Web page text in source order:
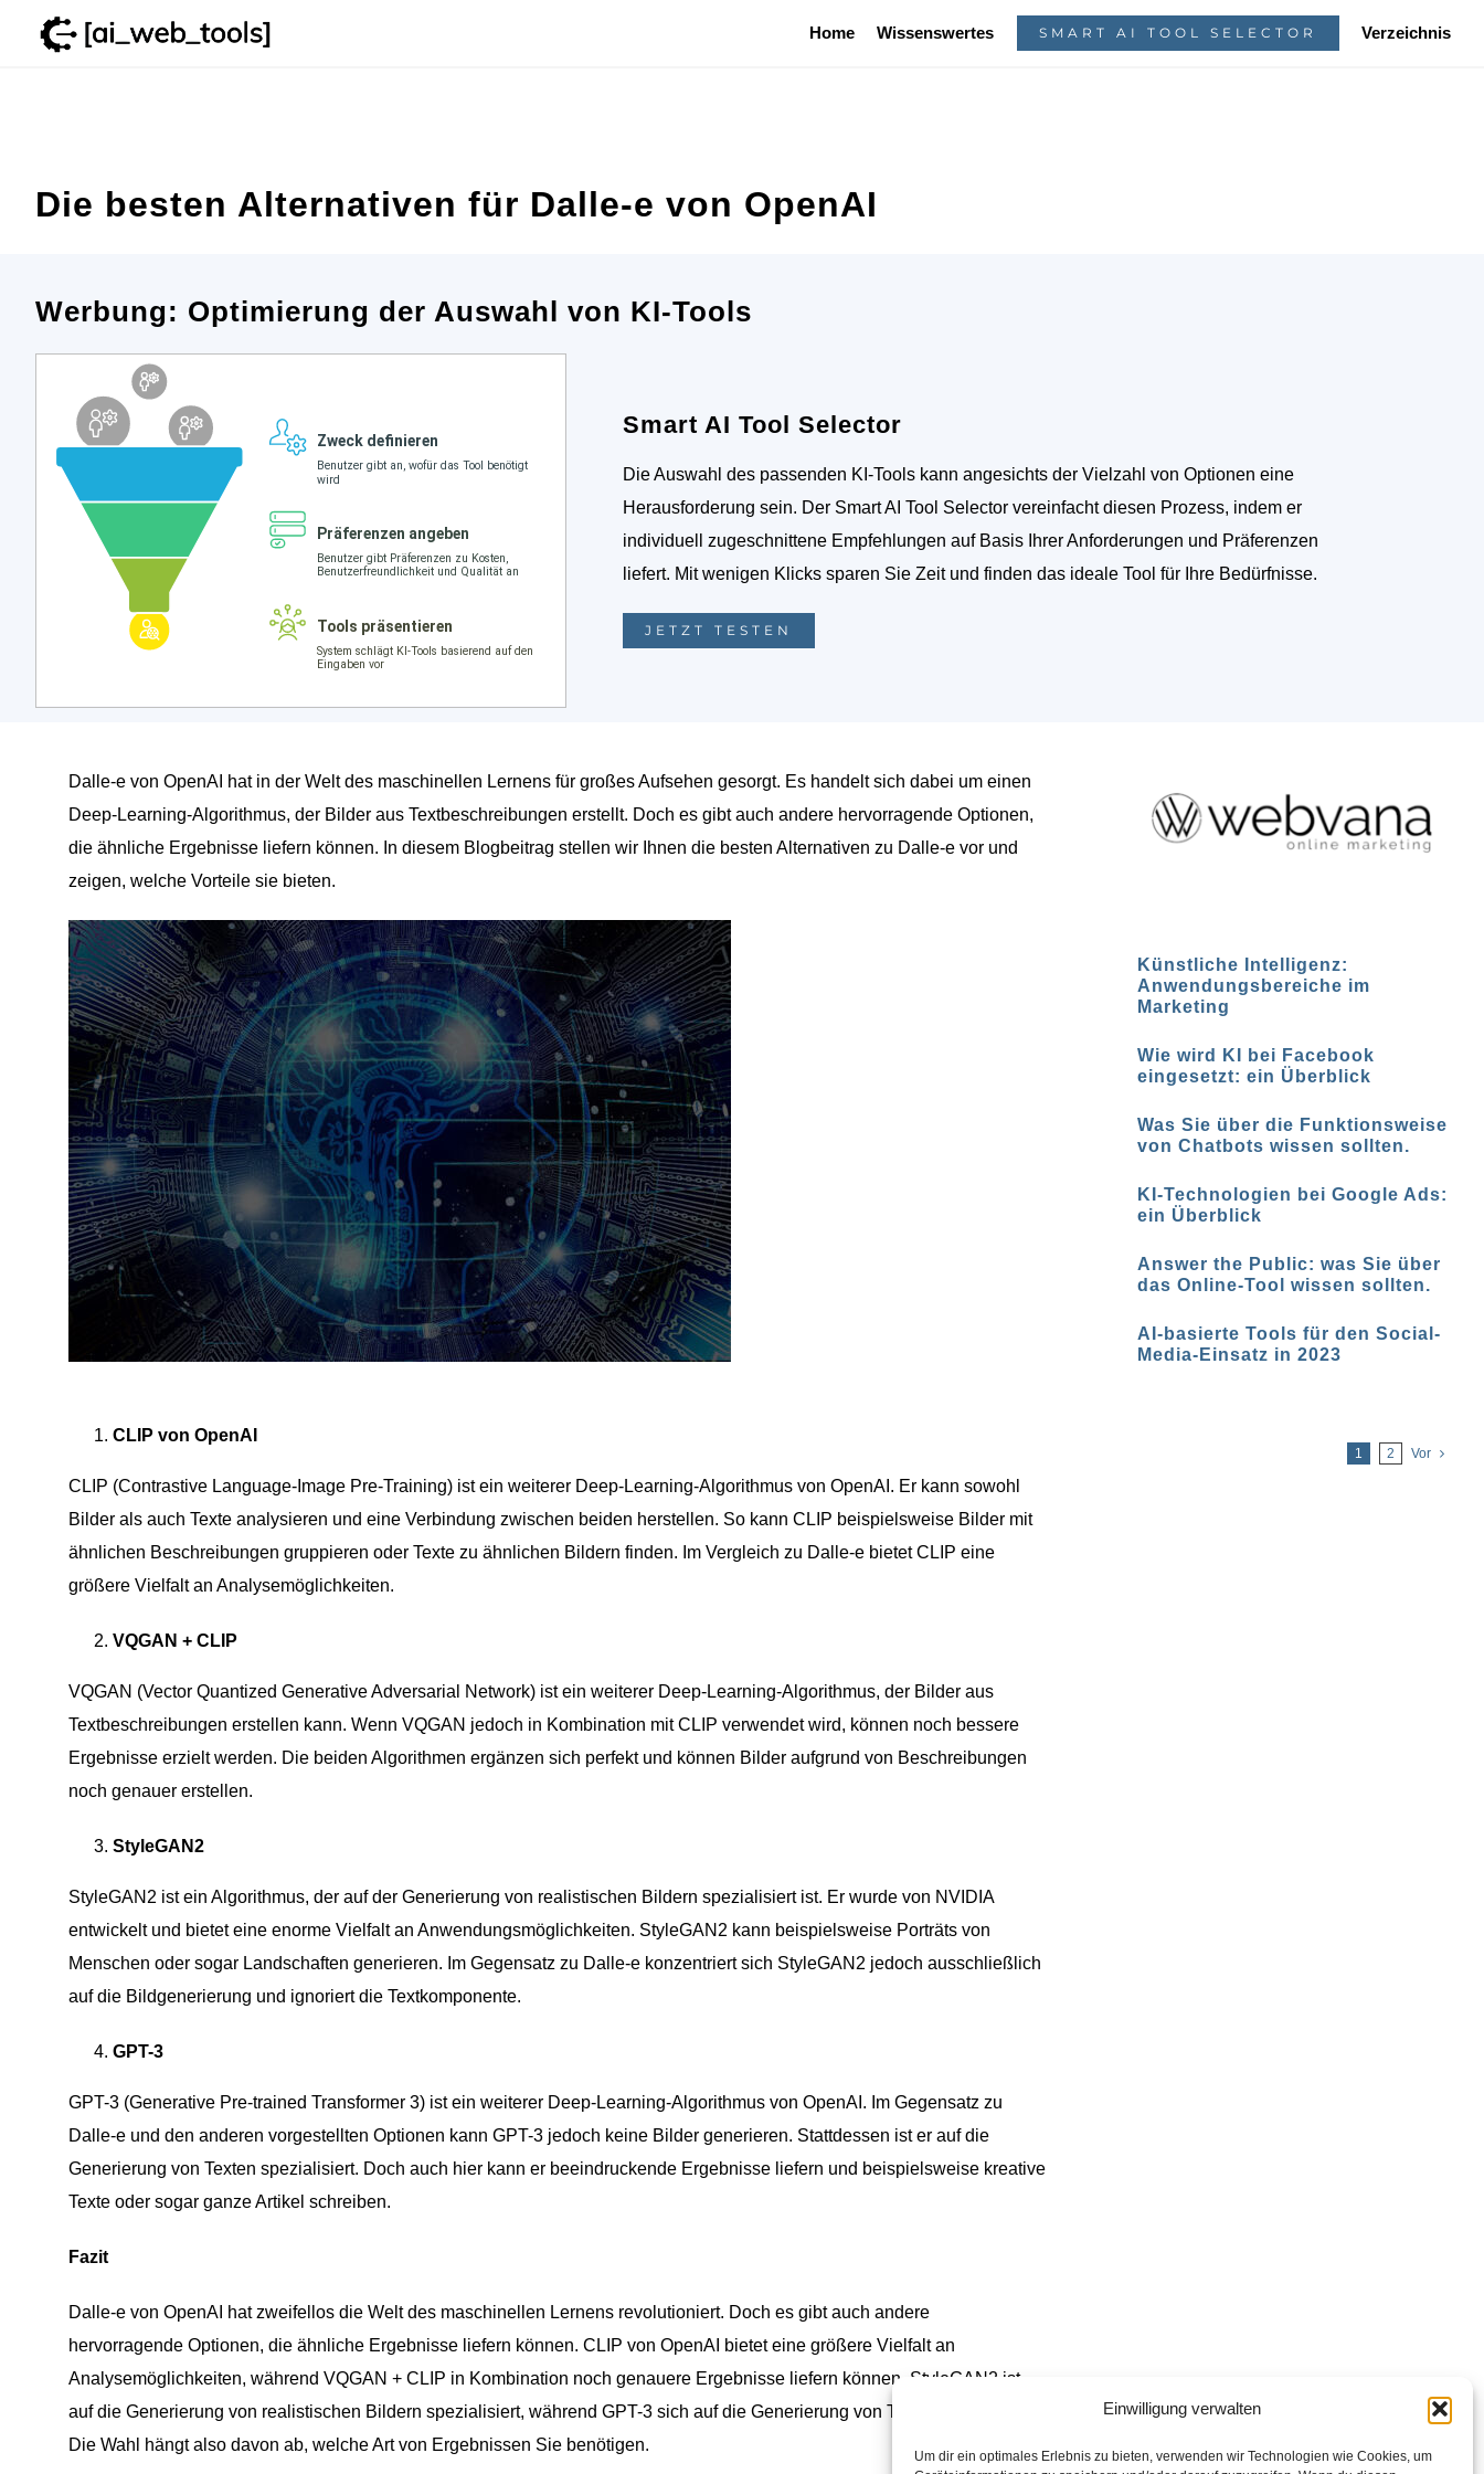
Einwilligung verwalten
Um dir ein optimales Erlebnis zu bieten, verwenden wir Technologien wie Cookies, um
Home Wissenswertes SMART AI TOOL SELECTOR Verzeichnis
Die besten Alternativen für Dalle-e von OpenAI
Werbung: Optimierung der Auswahl von KI-Tools
Smart AI Tool Selector
Die Auswahl des passenden KI-Tools kann angesichts der Vielzahl von Optionen eine
Herausforderung sein. Der Smart AI Tool Selector vereinfacht diesen Prozess, indem er
individuell zugeschnittene Empfehlungen auf Basis Ihrer Anforderungen und Präferenzen
liefert. Mit wenigen Klicks sparen Sie Zeit und finden das ideale Tool für Ihre Bedürfnisse.
JETZT TESTEN
Dalle-e von OpenAI hat in der Welt des maschinellen Lernens für großes Aufsehen gesorgt. Es handelt sich dabei um einen
Deep-Learning-Algorithmus, der Bilder aus Textbeschreibungen erstellt. Doch es gibt auch andere hervorragende Optionen,
die ähnliche Ergebnisse liefern können. In diesem Blogbeitrag stellen wir Ihnen die besten Alternativen zu Dalle-e vor und
zeigen, welche Vorteile sie bieten.
CLIP von OpenAI
CLIP (Contrastive Language-Image Pre-Training) ist ein weiterer Deep-Learning-Algorithmus von OpenAI. Er kann sowohl
Bilder als auch Texte analysieren und eine Verbindung zwischen beiden herstellen. So kann CLIP beispielsweise Bilder mit
ähnlichen Beschreibungen gruppieren oder Texte zu ähnlichen Bildern finden. Im Vergleich zu Dalle-e bietet CLIP eine
größere Vielfalt an Analysemöglichkeiten.
VQGAN + CLIP
VQGAN (Vector Quantized Generative Adversarial Network) ist ein weiterer Deep-Learning-Algorithmus, der Bilder aus
Textbeschreibungen erstellen kann. Wenn VQGAN jedoch in Kombination mit CLIP verwendet wird, können noch bessere
Ergebnisse erzielt werden. Die beiden Algorithmen ergänzen sich perfekt und können Bilder aufgrund von Beschreibungen
noch genauer erstellen.
StyleGAN2
StyleGAN2 ist ein Algorithmus, der auf der Generierung von realistischen Bildern spezialisiert ist. Er wurde von NVIDIA
entwickelt und bietet eine enorme Vielfalt an Anwendungsmöglichkeiten. StyleGAN2 kann beispielsweise Porträts von
Menschen oder sogar Landschaften generieren. Im Gegensatz zu Dalle-e konzentriert sich StyleGAN2 jedoch ausschließlich
auf die Bildgenerierung und ignoriert die Textkomponente.
GPT-3
GPT-3 (Generative Pre-trained Transformer 3) ist ein weiterer Deep-Learning-Algorithmus von OpenAI. Im Gegensatz zu
Dalle-e und den anderen vorgestellten Optionen kann GPT-3 jedoch keine Bilder generieren. Stattdessen ist er auf die
Generierung von Texten spezialisiert. Doch auch hier kann er beeindruckende Ergebnisse liefern und beispielsweise kreative
Texte oder sogar ganze Artikel schreiben.
Fazit
Dalle-e von OpenAI hat zweifellos die Welt des maschinellen Lernens revolutioniert. Doch es gibt auch andere
hervorragende Optionen, die ähnliche Ergebnisse liefern können. CLIP von OpenAI bietet eine größere Vielfalt an
Analysemöglichkeiten, während VQGAN + CLIP in Kombination noch genauere Ergebnisse liefern können. StyleGAN2 ist
auf die Generierung von realistischen Bildern spezialisiert, während GPT-3 sich auf die Generierung von Texten konzentriert.
Die Wahl hängt also davon ab, welche Art von Ergebnissen Sie benötigen.
Künstliche Intelligenz:
Anwendungsbereiche im
Marketing
Wie wird KI bei Facebook
eingesetzt: ein Überblick
Was Sie über die Funktionsweise
von Chatbots wissen sollten.
KI-Technologien bei Google Ads:
ein Überblick
Answer the Public: was Sie über
das Online-Tool wissen sollten.
AI-basierte Tools für den Social-
Media-Einsatz in 2023
1 2 Vor